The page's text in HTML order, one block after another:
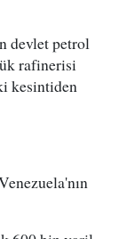
devlet petrol
rafinerisi
kesintiden